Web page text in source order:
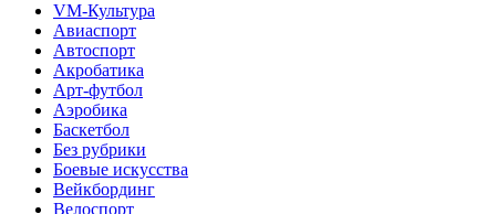
VM-Культура
Авиаспорт
Автоспорт
Акробатика
Арт-футбол
Аэробика
Баскетбол
Без рубрики
Боевые искусства
Вейкбординг
Велоспорт